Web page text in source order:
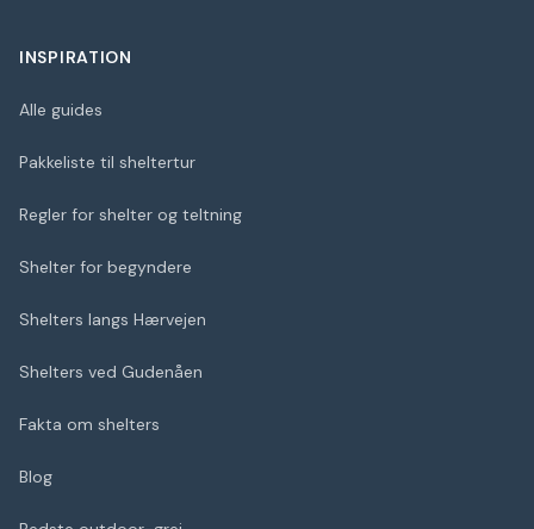
INSPIRATION
Alle guides
Pakkeliste til sheltertur
Regler for shelter og teltning
Shelter for begyndere
Shelters langs Hærvejen
Shelters ved Gudenåen
Fakta om shelters
Blog